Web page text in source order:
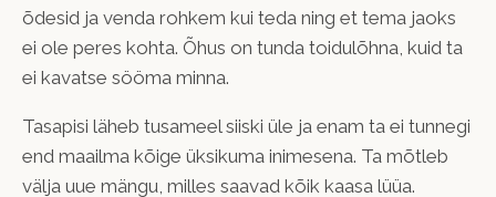
õdesid ja venda rohkem kui teda ning et tema jaoks
ei ole peres kohta. Õhus on tunda toidulõhna, kuid ta
ei kavatse sööma minna.
Tasapisi läheb tusameel siiski üle ja enam ta ei tunnegi
end maailma kõige üksikuma inimesena. Ta mõtleb
välja uue mängu, milles saavad kõik kaasa lüüa.